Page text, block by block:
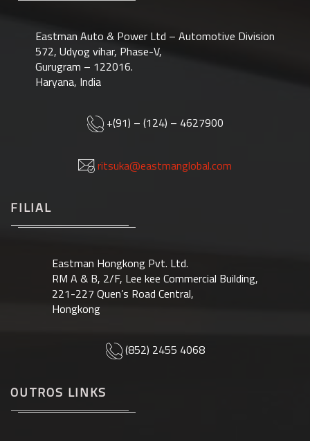
Eastman Auto & Power Ltd – Automotive Division
572, Udyog vihar, Phase-V,
Gurugram – 122016.
Haryana, India
+(91) – (124) – 4627900
ritsuka@eastmanglobal.com
FILIAL
Eastman Hongkong Pvt. Ltd.
RM A & B, 2/F, Lee kee Commercial Building,
221-227 Quen’s Road Central,
Hongkong
(852) 2455 4068
OUTROS LINKS